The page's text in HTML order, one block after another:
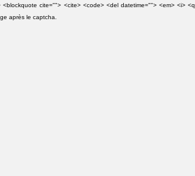
cite=""> <cite> <code> <del datetime=""> <em> <i> <q
après le captcha.